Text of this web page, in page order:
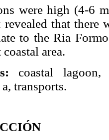
were high (4-6
revealed that
to the Ria
area.
coastal lagoon,
transports.